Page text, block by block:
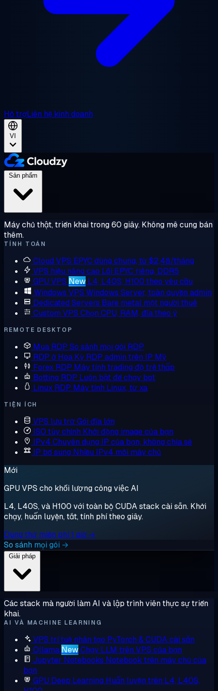
Hỗ trợLiên hệ kinh doanh
VI
Máy chủ thật, triển khai trong 60 giây. Không mê cung bán
thêm.
TÍNH TOÁN
Cloud VPS EPYC dùng chung, từ $2,48/tháng
VPS hiệu năng cao Lõi EPYC riêng, DDR5
GPU VPS New L4, L40S, H100 theo yêu cầu
Windows VPS Windows Server, toàn quyền admin
Dedicated Servers Bare metal một người thuê
Custom VPS Chọn CPU, RAM, đĩa theo ý
REMOTE DESKTOP
Mua RDP So sánh mọi gói RDP
RDP ở Hoa Kỳ RDP admin trên IP Mỹ
Forex RDP Máy tính trading độ trễ thấp
Botting RDP Luôn bật để chạy bot
Linux RDP Máy tính Linux, từ xa
TIỆN ÍCH
VPS lưu trữGói đĩa lớn
ISO tùy chỉnh Khởi động image của bạn
IPv4 Chuyên dụng IP của bạn, không chia sẻ
IP bổ sung Nhiều IPv4 mỗi máy chủ
Mới
GPU VPS cho khối lượng công việc AI
L4, L40S, và H100 với toàn bộ CUDA stack cài sẵn. Khởi
chạy, huấn luyện, tắt, tính phí theo giây.
Dùng thử miễn phí 1 giờ →
So sánh mọi gói →
Các stack mà người làm AI và lập trình viên thực sự triển
khai.
AI VÀ MACHINE LEARNING
VPS trí tuệ nhân tạo PyTorch & CUDA cài sẵn
Ollama NewChạy LLM trên VPS của bạn
Jupyter Notebooks Notebook trên máy chủ của
bạn
GPU Deep Learning Huấn luyện trên L4, L40S,